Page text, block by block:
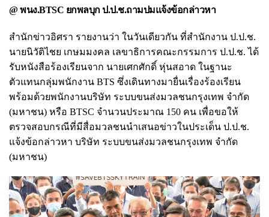
@ พนง.BTSC ยกพลบุก ป.ป.ช.ถามปมแจ้งข้อกล่าวหา
สำนักข่าวอิศรา รายงานว่า ในวันเดียวกัน ที่สำนักงาน ป.ป.ช.
นายนิวัติไชย เกษมมงคล เลขาธิการคณะกรรมการ ป.ป.ช. ได้
รับหนังสือร้องเรียนจาก นายเศกศักดิ์ หุ่นสอาด ในฐานะ
ตัวแทนกลุ่มพนักงาน BTS ซึ่งเดินทางมายื่นเรื่องร้องเรียน
พร้อมด้วยพนักงานบริษัท ระบบขนส่งมวลชนกรุงเทพ จำกัด
(มหาชน) หรือ BTSC จำนวนประมาณ 150 คน เพื่อขอให้
ตรวจสอบกรณีที่มีสื่อมวลชนนำเสนอข่าวในประเด็น ป.ป.ช.
แจ้งข้อกล่าวหา บริษัท ระบบขนส่งมวลชนกรุงเทพ จำกัด
(มหาชน)